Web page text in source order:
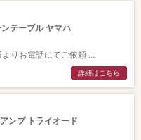
テーブル ヤマハ
りお電話にてご依頼 ...
詳細はこちら
ンプ トライオード